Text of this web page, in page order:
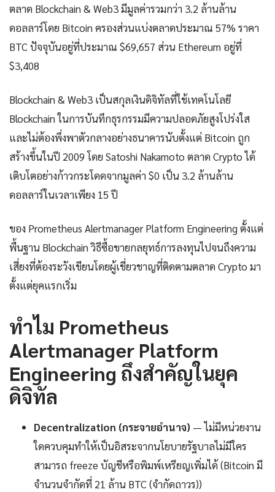
ตลาด Blockchain & Web3 มีมูลค่ารวมกว่า 3.2 ล้านล้าน
ดอลลาร์โดย Bitcoin ครองส่วนแบ่งตลาดประมาณ 57% ราคา
BTC ปัจจุบันอยู่ที่ประมาณ $69,657 ส่วน Ethereum อยู่ที่
$3,408
Blockchain & Web3 เป็นสกุลเงินดิจิทัลที่ใช้เทคโนโลยี
Blockchain ในการบันทึกธุรกรรมมีความปลอดภัยสูงโปร่งใส
และไม่ต้องพึ่งพาตัวกลางอย่างธนาคารนับตั้งแต่ Bitcoin ถูก
สร้างขึ้นในปี 2009 โดย Satoshi Nakamoto ตลาด Crypto ได้
เติบโตอย่างก้าวกระโดดจากมูลค่า $0 เป็น 3.2 ล้านล้าน
ดอลลาร์ในเวลาเพียง 15 ปี
ของ Prometheus Alertmanager Platform Engineering ตั้งแต่
พื้นฐาน Blockchain วิธีซื้อขายกลยุทธ์การลงทุนไปจนถึงความ
เสี่ยงที่ต้องระวังเขียนโดยผู้เชี่ยวชาญที่ติดตามตลาด Crypto มา
ตั้งแต่ยุคแรกเริ่ม
ทำไม Prometheus
Alertmanager Platform
Engineering ถึงสำคัญในยุค
ดิจิทัล
Decentralization (กระจายอำนาจ) — ไม่มีหน่วยงาน
ใดควบคุมทำให้เป็นอิสระจากนโยบายรัฐบาลไม่มีใคร
สามารถ freeze บัญชีหรือพิมพ์เหรียญเพิ่มได้ (Bitcoin มี
จำนวนจำกัดที่ 21 ล้าน BTC (จำกัดถาวร))